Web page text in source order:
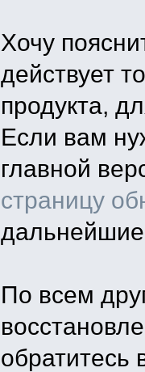
Хочу
действует
продукта,
Если вам
главной
страницу
По всем
обратитесь